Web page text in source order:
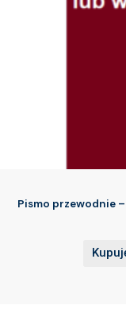
Pismo przewodnie